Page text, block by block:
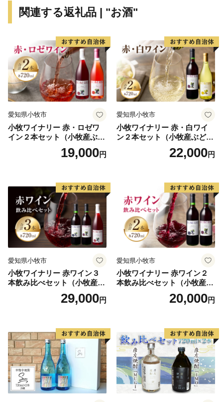
「大切に」「丁寧に」「じっくりと」「心をこめて」
2011年3月11日に発生した東日本大震災．．．．．
飯舘村は2011年の東日本大震災に伴う原発事故の影響
を受けましたが、
向けて１歩ずつ歩んで参りました。
これまでご支援してくださったたくさんの皆様に感謝申
本当にありがとうございます。
の「 道の駅 までい館 」、子ども達の遊び場「 ふ
かや風の子広場 」なども整備されました。
飯舘村はこれからも、『 明日が待ち遠しくなるよう
な、ワクワクする楽しいふるさと 』の実現を目指して
頑張ります。
飯舘村をぜひ応援してください！！ 皆様の心温まるご
支援をお待ちしております。
関連する返礼品 | "お酒"
愛知県小牧市
小牧ワイナリー 赤・ロゼワ
イン２本セット（小牧産ぶど
19,000円
愛知県小牧市
小牧ワイナリー 赤・白ワイ
ン２本セット（小牧産ぶどう
22,000円
愛知県小牧市
小牧ワイナリー 赤ワイン３
本飲み比べセット（小牧産ぶ
どう100％使用）29,000円
愛知県小牧市
小牧ワイナリー 赤ワイン２
本飲み比べセット（小牧産ぶ
どう100％使用）20,000円